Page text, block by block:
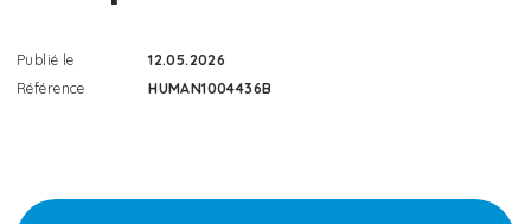
Publié le
12.05.2026
Référence
HUMAN1004436B